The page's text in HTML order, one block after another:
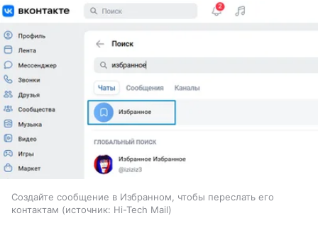
Создайте сообщение в Избранном, чтобы переслать его
контактам
источник: Hi-Tech Mail